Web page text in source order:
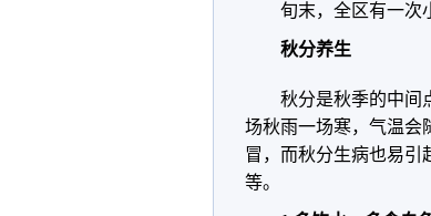
旬末，全区有一次
秋分养生
秋分是秋季的中间
场秋雨一场寒，气温会
冒，而秋分生病也易引
等。